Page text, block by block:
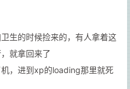
生的时候捡来的，有人拿着这
就拿回来了
，进到xp的loading那里就死